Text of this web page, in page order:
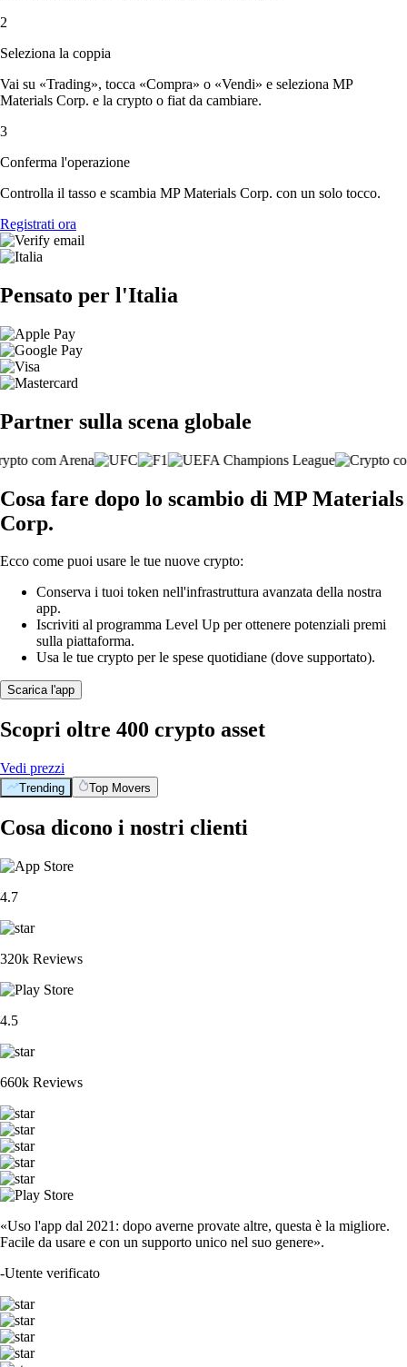
2
Seleziona la coppia
Vai su «Trading», tocca «Compra» o «Vendi» e seleziona MP
Materials Corp. e la crypto o fiat da cambiare.
3
Conferma l'operazione
Controlla il tasso e scambia MP Materials Corp. con un solo tocco.
Registrati ora
Pensato per l'Italia
Partner sulla scena globale
Cosa fare dopo lo scambio di MP Materials
Corp.
Ecco come puoi usare le tue nuove crypto:
Conserva i tuoi token nell'infrastruttura avanzata della nostra
app.
Iscriviti al programma Level Up per ottenere potenziali premi
sulla piattaforma.
Usa le tue crypto per le spese quotidiane (dove supportato).
Scarica l'app
Scopri oltre 400 crypto asset
Vedi prezzi
Trending Top Movers
Cosa dicono i nostri clienti
4.7
320k Reviews
4.5
660k Reviews
«Uso l'app dal 2021: dopo averne provate altre, questa è la migliore.
Facile da usare e con un supporto unico nel suo genere».
-Utente verificato